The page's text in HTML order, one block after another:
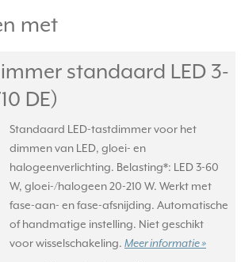
met
standaard LED 3-
DE)
Standaard LED-tastdimmer voor het
dimmen van LED, gloei- en
halogeenverlichting. Belasting*: LED 3-60
W, gloei-/halogeen 20-210 W. Werkt met
fase-aan- en fase-afsnijding. Automatische
of handmatige instelling. Niet geschikt
voor wisselschakeling. Meer informatie »